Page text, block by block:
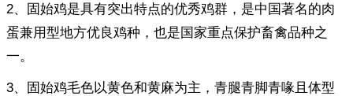
2、固始鸡是具有突出特点的优秀鸡群，是中国著名的肉
蛋兼用型地方优良鸡种，也是国家重点保护畜禽品种之
一。
3、固始鸡毛色以黄色和黄麻为主，青腿青脚青喙且体型